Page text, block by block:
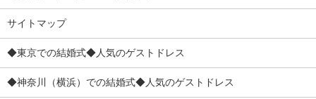
サイトマップ
◆東京での結婚式◆人気のゲストドレス
◆神奈川（横浜）での結婚式◆人気のゲストドレス